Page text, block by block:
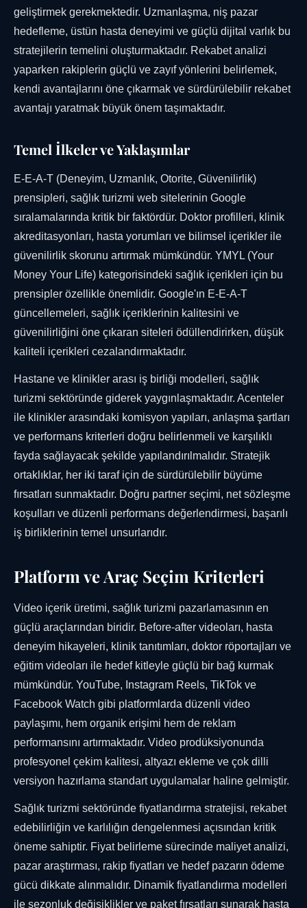
geliştirmek gerekmektedir. Uzmanlaşma, niş pazar
hedefleme, üstün hasta deneyimi ve güçlü dijital varlık bu
stratejilerin temelini oluşturmaktadır. Rekabet analizi
yaparken rakiplerin güçlü ve zayıf yönlerini belirlemek,
kendi avantajlarını öne çıkarmak ve sürdürülebilir rekabet
avantajı yaratmak büyük önem taşımaktadır.
Temel İlkeler ve Yaklaşımlar
E-E-A-T (Deneyim, Uzmanlık, Otorite, Güvenilirlik)
prensipleri, sağlık turizmi web sitelerinin Google
sıralamalarında kritik bir faktördür. Doktor profilleri, klinik
akreditasyonları, hasta yorumları ve bilimsel içerikler ile
güvenilirlik skorunu artırmak mümkündür. YMYL (Your
Money Your Life) kategorisindeki sağlık içerikleri için bu
prensipler özellikle önemlidir. Google'ın E-E-A-T
güncellemeleri, sağlık içeriklerinin kalitesini ve
güvenilirliğini öne çıkaran siteleri ödüllendirirken, düşük
kaliteli içerikleri cezalandırmaktadır.
Hastane ve klinikler arası iş birliği modelleri, sağlık
turizmi sektöründe giderek yaygınlaşmaktadır. Acenteler
ile klinikler arasındaki komisyon yapıları, anlaşma şartları
ve performans kriterleri doğru belirlenmeli ve karşılıklı
fayda sağlayacak şekilde yapılandırılmalıdır. Stratejik
ortaklıklar, her iki taraf için de sürdürülebilir büyüme
fırsatları sunmaktadır. Doğru partner seçimi, net sözleşme
koşulları ve düzenli performans değerlendirmesi, başarılı
iş birliklerinin temel unsurlarıdır.
Platform ve Araç Seçim Kriterleri
Video içerik üretimi, sağlık turizmi pazarlamasının en
güçlü araçlarından biridir. Before-after videoları, hasta
deneyim hikayeleri, klinik tanıtımları, doktor röportajları ve
eğitim videoları ile hedef kitleyle güçlü bir bağ kurmak
mümkündür. YouTube, Instagram Reels, TikTok ve
Facebook Watch gibi platformlarda düzenli video
paylaşımı, hem organik erişimi hem de reklam
performansını artırmaktadır. Video prodüksiyonunda
profesyonel çekim kalitesi, altyazı ekleme ve çok dilli
versiyon hazırlama standart uygulamalar haline gelmiştir.
Sağlık turizmi sektöründe fiyatlandırma stratejisi, rekabet
edebilirliğin ve karlılığın dengelenmesi açısından kritik
öneme sahiptir. Fiyat belirleme sürecinde maliyet analizi,
pazar araştırması, rakip fiyatları ve hedef pazarın ödeme
gücü dikkate alınmalıdır. Dinamik fiyatlandırma modelleri
ile sezonluk değişiklikler ve paket fırsatları sunarak hasta